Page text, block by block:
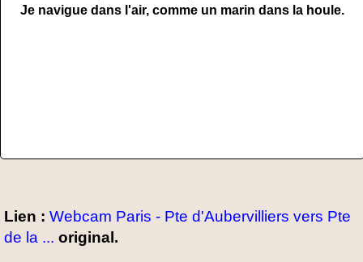
Je navigue dans l'air, comme un marin dans la houle.
Lien : Webcam Paris - Pte d'Aubervilliers vers Pte
de la ... original.